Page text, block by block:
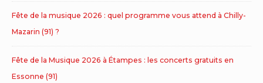
Fête de la musique 2026 : quel programme vous attend à Chilly-
Mazarin (91) ?
Fête de la Musique 2026 à Étampes : les concerts gratuits en
Essonne (91)